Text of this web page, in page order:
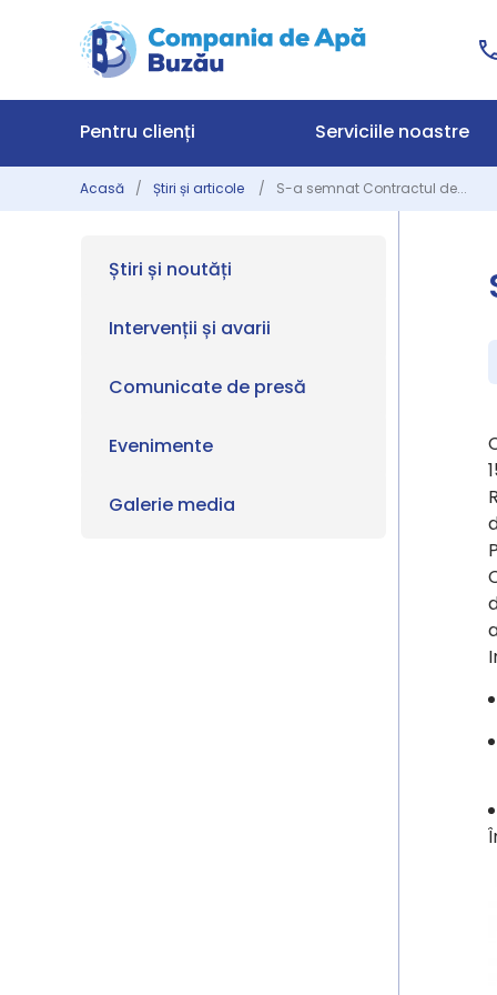
Pentru clienți Serviciile noastre
Acasă Știri și articole S-a semnat Contractul de...
Știri și noutăți
Intervenții și avarii
Comunicate de presă
Evenimente
Galerie media